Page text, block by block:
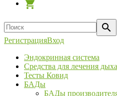
РегистрацияВход
Эндокринная система
Средства для лечения
Тесты Ковид
БАДы
БАДы